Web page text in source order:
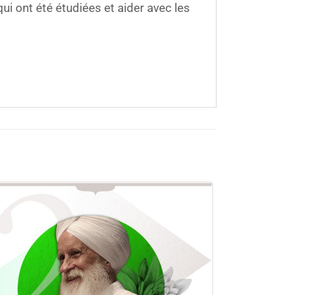
ont été étudiées et aider avec les